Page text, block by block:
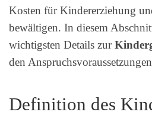
Kosten für Kindererziehung
bewältigen. In diesem
wichtigsten Details zur
den
Definition des